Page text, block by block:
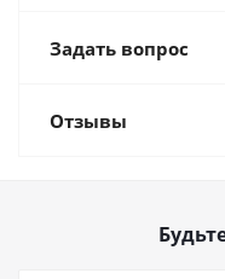
Задать вопрос
Отзывы